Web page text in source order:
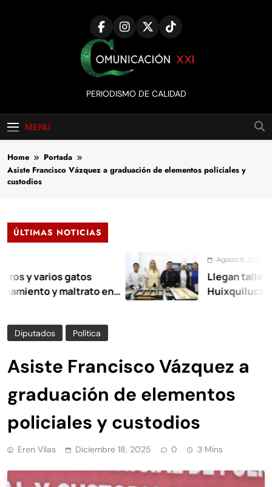
Comunicación
XXI
PERIODISMO DE CALIDAD
MENU
Home
Portada
Asiste Francisco Vázquez a graduación de elementos policiales y
custodios
ÚLTIMAS NOTICIAS
gatos
y maltrato en
Agosto 8, 2026
Llegan talleres de
Huixquilucan
Diputados Política
Asiste Francisco Vázquez a
graduación de elementos
policiales y custodios
Eren Vilas Diciembre 18, 2025 0 3 Mins